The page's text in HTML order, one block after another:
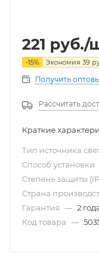
221 руб./
-15% Экономия 39
Получить
Рассчитать
Краткие
Тип источника
Способ установки
Степень защиты
Страна
Гарантия — 2
Код товара —